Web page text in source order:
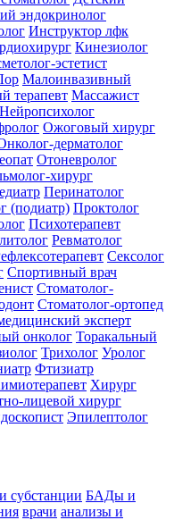
эндокринолог
Инструктор лфк
Кинезиолог
эстетист
Малоинвазивный
терапевт Массажист
Нейропсихолог
Ожоговый хирург
дерматолог
Отоневролог
хирург
Перинатолог
(подиатр) Проктолог
Психотерапевт
Ревматолог
Сексолог
Спортивный врач
Стоматолог-
Стоматолог-ортопед
эксперт
онколог Торакальный
Трихолог Уролог
Фтизиатр
Хирург
лицевой хирург
Эпилептолог
субстанции БАДы и
врачи анализы и